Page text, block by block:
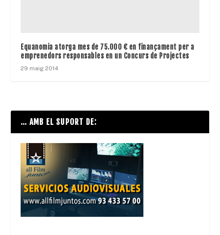
Equanomia atorga mes de 75.000 € en finançament per a
emprenedors responsables en un Concurs de Projectes
29 maig 2014
… AMB EL SUPORT DE: